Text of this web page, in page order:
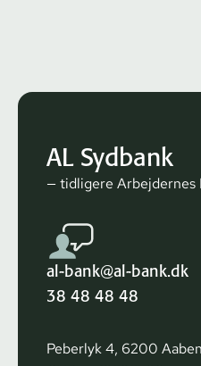
AL Sydbank
— tidligere Arbejdernes
al-bank@al-bank.dk
38 48 48 48
Peberlyk 4, 6200